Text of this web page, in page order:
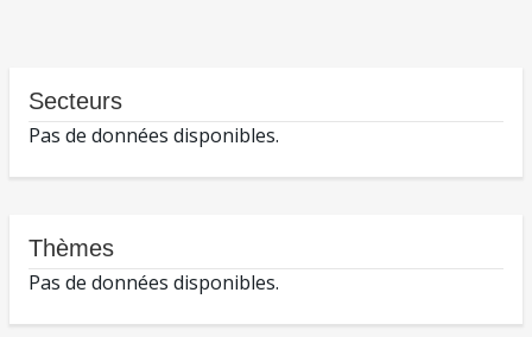
Secteurs
Pas de données disponibles.
Thèmes
Pas de données disponibles.